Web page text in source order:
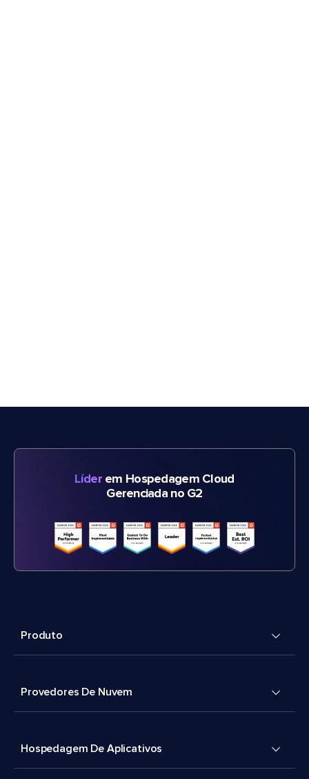
Líderem Hospedagem Cloud
Gerenciada no G2
Produto
Provedores De Nuvem
Hospedagem De Aplicativos